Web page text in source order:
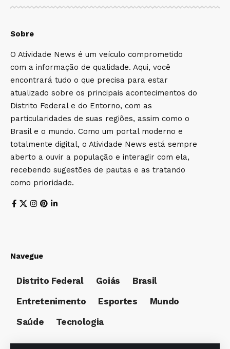
Sobre
O Atividade News é um veículo comprometido
com a informação de qualidade. Aqui, você
encontrará tudo o que precisa para estar
atualizado sobre os principais acontecimentos do
Distrito Federal e do Entorno, com as
particularidades de suas regiões, assim como o
Brasil e o mundo. Como um portal moderno e
totalmente digital, o Atividade News está sempre
aberto a ouvir a população e interagir com ela,
recebendo sugestões de pautas e as tratando
como prioridade.
Navegue
Distrito Federal Goiás
Brasil
Entretenimento
Esportes
Mundo
Saúde
Tecnologia